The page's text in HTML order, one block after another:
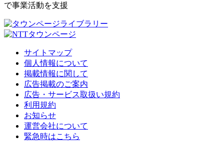
で事業活動を支援
サイトマップ
個人情報について
掲載情報に関して
広告掲載のご案内
広告・サービス取扱い規約
利用規約
お知らせ
運営会社について
緊急時はこちら